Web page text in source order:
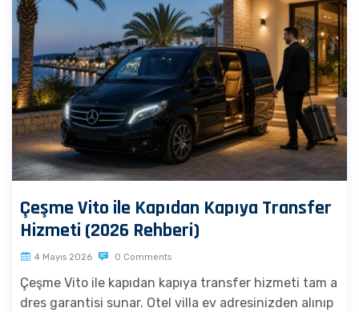
Çeşme Vito ile Kapıdan Kapıya Transfer
Hizmeti (2026 Rehberi)
4 Mayıs 2026 0 Comments
Çeşme Vito ile kapıdan kapıya transfer hizmeti tam a
dres garantisi sunar. Otel villa ev adresinizden alınıp